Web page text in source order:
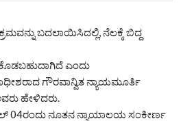
ಬದಲಾಯಿಸಿದಲ್ಲಿ, ನೆಲಕ್ಕೆ ಬಿದ್ದ
ಕೊಡಬಹುದಾಗಿದೆ ಎಂದು
ಗೌರವಾನ್ವಿತ ನ್ಯಾಯಮೂರ್ತಿ
ಹೇಳಿದರು.
04ರಂದು ನೂತನ ನ್ಯಾಯಾಲಯ ಸಂಕೀರ್ಣ